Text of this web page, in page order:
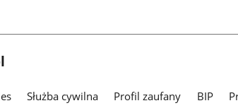
Służba cywilna Profil zaufany BIP